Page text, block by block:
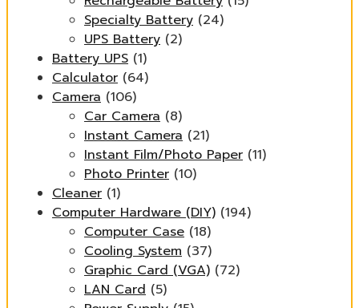
Specialty Battery (24)
UPS Battery (2)
Battery UPS (1)
Calculator (64)
Camera (106)
Car Camera (8)
Instant Camera (21)
Instant Film/Photo Paper (11)
Photo Printer (10)
Cleaner (1)
Computer Hardware (DIY) (194)
Computer Case (18)
Cooling System (37)
Graphic Card (VGA) (72)
LAN Card (5)